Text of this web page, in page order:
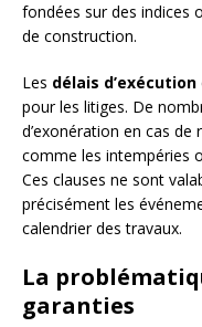
fondées sur des indices
de construction.
Les délais d’exécution
pour les litiges. De
d’exonération en cas
comme les intempéries
Ces clauses ne sont
précisément les
calendrier des travaux.
La
garanties